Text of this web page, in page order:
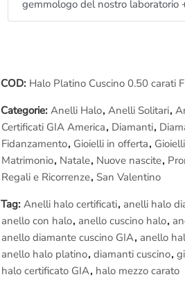
– Eleganteconfezione regalo
– Certificato GIA America (Puoi
– Fotografie della lavorazione(devono
– Rimessa a misura gratis se la sbagli
– Assistenza gratuita a vita
– Regolare fattura di acquisto iva inclusa.
Lavorazione in diretta:
Romae vedi dal vivo la realizzazione
Maestri orafi a lavoro.
Per ogni altro genere di informazione o
piacimento scrivi ainfo@anelli.itoppure
gemmologo del nostro
COD: Halo Platino Cuscino 0.50 carati
Categorie: Anelli Halo, Anelli Solitari,
Certificati GIA America, Diamanti,
Fidanzamento, Gioielli in offerta,
Matrimonio, Natale, Nuove nascite,
Regali e Ricorrenze, San Valentino
Tag: Anelli halo certificati, anelli halo
anello con halo, anello cuscino halo,
anello diamante cuscino GIA, anello
anello halo platino, diamanti cuscino,
halo certificato GIA, halo mezzo carato